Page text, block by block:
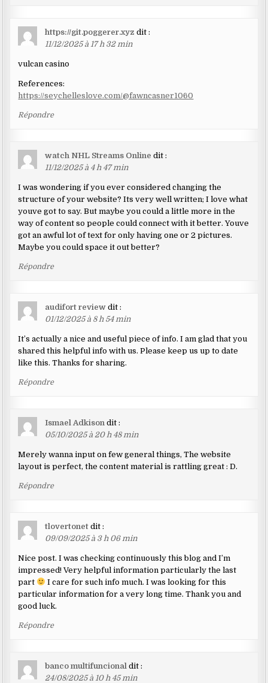
https://git.poggerer.xyz dit :
11/12/2025 à 17 h 32 min
vulcan casino
References:
https://seychelleslove.com/@fawncasner1060
Répondre
watch NHL Streams Online dit :
11/12/2025 à 4 h 47 min
I was wondering if you ever considered changing the
structure of your website? Its very well written; I love what
youve got to say. But maybe you could a little more in the
way of content so people could connect with it better. Youve
got an awful lot of text for only having one or 2 pictures.
Maybe you could space it out better?
Répondre
audifort review dit :
01/12/2025 à 8 h 54 min
It’s actually a nice and useful piece of info. I am glad that you
shared this helpful info with us. Please keep us up to date
like this. Thanks for sharing.
Répondre
Ismael Adkison dit :
05/10/2025 à 20 h 48 min
Merely wanna input on few general things, The website
layout is perfect, the content material is rattling great : D.
Répondre
tlovertonet dit :
09/09/2025 à 3 h 06 min
Nice post. I was checking continuously this blog and I’m
impressed! Very helpful information particularly the last
part
I care for such info much. I was looking for this
particular information for a very long time. Thank you and
good luck.
Répondre
banco multifuncional dit :
24/08/2025 à 10 h 45 min